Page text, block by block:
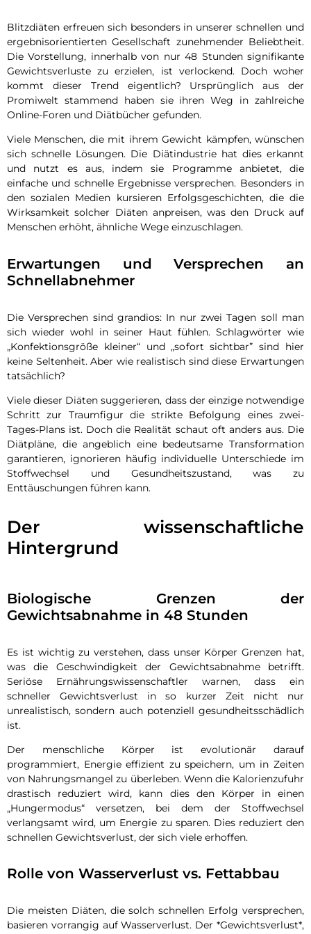
Blitzdiäten erfreuen sich besonders in unserer schnellen und
ergebnisorientierten Gesellschaft zunehmender Beliebtheit.
Die Vorstellung, innerhalb von nur 48 Stunden signifikante
Gewichtsverluste zu erzielen, ist verlockend. Doch woher
kommt dieser Trend eigentlich? Ursprünglich aus der
Promiwelt stammend haben sie ihren Weg in zahlreiche
Online-Foren und Diätbücher gefunden.
Viele Menschen, die mit ihrem Gewicht kämpfen, wünschen
sich schnelle Lösungen. Die Diätindustrie hat dies erkannt
und nutzt es aus, indem sie Programme anbietet, die
einfache und schnelle Ergebnisse versprechen. Besonders in
den sozialen Medien kursieren Erfolgsgeschichten, die die
Wirksamkeit solcher Diäten anpreisen, was den Druck auf
Menschen erhöht, ähnliche Wege einzuschlagen.
Erwartungen und Versprechen an
Schnellabnehmer
Die Versprechen sind grandios: In nur zwei Tagen soll man
sich wieder wohl in seiner Haut fühlen. Schlagwörter wie
„Konfektionsgröße kleiner“ und „sofort sichtbar” sind hier
keine Seltenheit. Aber wie realistisch sind diese Erwartungen
tatsächlich?
Viele dieser Diäten suggerieren, dass der einzige notwendige
Schritt zur Traumfigur die strikte Befolgung eines zwei-
Tages-Plans ist. Doch die Realität schaut oft anders aus. Die
Diätpläne, die angeblich eine bedeutsame Transformation
garantieren, ignorieren häufig individuelle Unterschiede im
Stoffwechsel und Gesundheitszustand, was zu
Enttäuschungen führen kann.
Der wissenschaftliche
Hintergrund
Biologische Grenzen der
Gewichtsabnahme in 48 Stunden
Es ist wichtig zu verstehen, dass unser Körper Grenzen hat,
was die Geschwindigkeit der Gewichtsabnahme betrifft.
Seriöse Ernährungswissenschaftler warnen, dass ein
schneller Gewichtsverlust in so kurzer Zeit nicht nur
unrealistisch, sondern auch potenziell gesundheitsschädlich
ist.
Der menschliche Körper ist evolutionär darauf
programmiert, Energie effizient zu speichern, um in Zeiten
von Nahrungsmangel zu überleben. Wenn die Kalorienzufuhr
drastisch reduziert wird, kann dies den Körper in einen
„Hungermodus“ versetzen, bei dem der Stoffwechsel
verlangsamt wird, um Energie zu sparen. Dies reduziert den
schnellen Gewichtsverlust, der sich viele erhoffen.
Rolle von Wasserverlust vs. Fettabbau
Die meisten Diäten, die solch schnellen Erfolg versprechen,
basieren vorrangig auf Wasserverlust. Der *Gewichtsverlust*,